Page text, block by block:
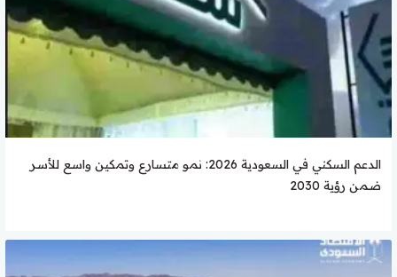
الدعم السكني في السعودية 2026: نمو متسارع وتمكين واسع للأسر
ضمن رؤية 2030